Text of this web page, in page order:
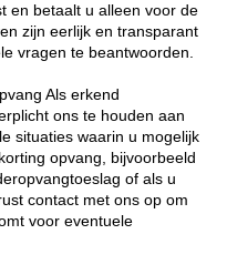
en betaalt u alleen voor de
zijn eerlijk en transparant
vragen te beantwoorden.
Als erkend
ons te houden aan
situaties waarin u mogelijk
opvang, bijvoorbeeld
of als u
contact met ons op om
voor eventuele